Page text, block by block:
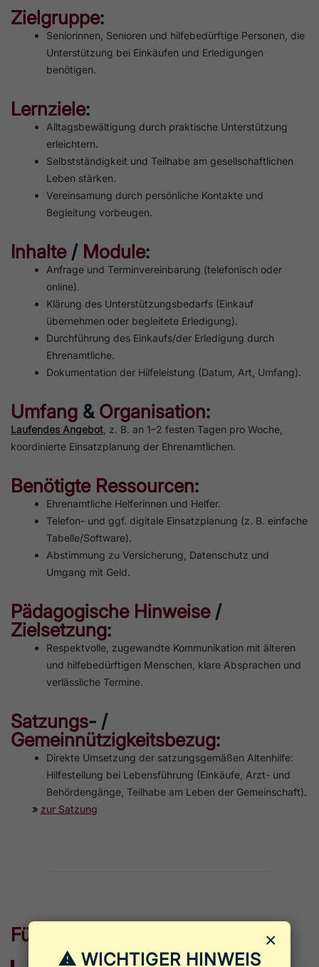
×
⚠ WICHTIGER HINWEIS
Zielgruppe:
Seniorinnen, Senioren und hilfebedürftige Personen, die
Unterstützung bei Einkäufen und Erledigungen
benötigen.
Lernziele:
Alltagsbewältigung durch praktische Unterstützung
erleichtern.
Selbstständigkeit und Teilhabe am gesellschaftlichen
Leben stärken.
Vereinsamung durch persönliche Kontakte und
Begleitung vorbeugen.
Inhalte/ Module:
Anfrage und Terminvereinbarung (telefonisch oder
online).
Klärung des Unterstützungsbedarfs (Einkauf
übernehmen oder begleitete Erledigung).
Durchführung des Einkaufs/der Erledigung durch
Ehrenamtliche.
Dokumentation der Hilfeleistung (Datum, Art, Umfang).
Umfang &Organisation:
Laufendes Angebot , z. B. an 1–2 festen Tagen pro Woche,
koordinierte Einsatzplanung der Ehrenamtlichen.
Benötigte Ressourcen:
Ehrenamtliche Helferinnen und Helfer.
Telefon- und ggf. digitale Einsatzplanung (z. B. einfache
Tabelle/Software).
Abstimmung zu Versicherung, Datenschutz und
Umgang mit Geld.
Pädagogische Hinweise/
Zielsetzung:
Respektvolle, zugewandte Kommunikation mit älteren
und hilfebedürftigen Menschen, klare Absprachen und
verlässliche Termine.
Satzungs- /
Gemeinnützigkeitsbezug:
Direkte Umsetzung der satzungsgemäßen Altenhilfe:
Hilfestellung bei Lebensführung (Einkäufe, Arzt- und
Behördengänge, Teilhabe am Leben der Gemeinschaft).
» zur Satzung
Für Förderer